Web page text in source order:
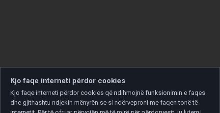
Kjo faqe interneti përdor cookies
Kjo faqe interneti përdor cookies që ndihmojnë funksionimin e faqes
dhe gjithashtu ndjekin mënyrën se si ndërveproni me faqen tonë të